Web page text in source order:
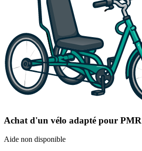
Achat d'un vélo adapté pour PMR
Aide non disponible